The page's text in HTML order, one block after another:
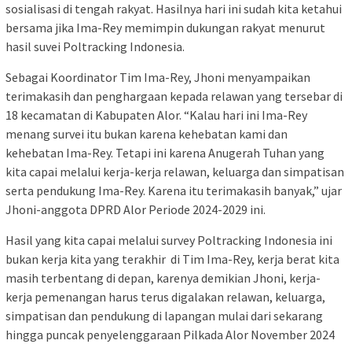
sosialisasi di tengah rakyat. Hasilnya hari ini sudah kita ketahui
bersama jika Ima-Rey memimpin dukungan rakyat menurut
hasil suvei Poltracking Indonesia.
Sebagai Koordinator Tim Ima-Rey, Jhoni menyampaikan
terimakasih dan penghargaan kepada relawan yang tersebar di
18 kecamatan di Kabupaten Alor. “Kalau hari ini Ima-Rey
menang survei itu bukan karena kehebatan kami dan
kehebatan Ima-Rey. Tetapi ini karena Anugerah Tuhan yang
kita capai melalui kerja-kerja relawan, keluarga dan simpatisan
serta pendukung Ima-Rey. Karena itu terimakasih banyak,” ujar
Jhoni-anggota DPRD Alor Periode 2024-2029 ini.
Hasil yang kita capai melalui survey Poltracking Indonesia ini
bukan kerja kita yang terakhir di Tim Ima-Rey, kerja berat kita
masih terbentang di depan, karenya demikian Jhoni, kerja-
kerja pemenangan harus terus digalakan relawan, keluarga,
simpatisan dan pendukung di lapangan mulai dari sekarang
hingga puncak penyelenggaraan Pilkada Alor November 2024